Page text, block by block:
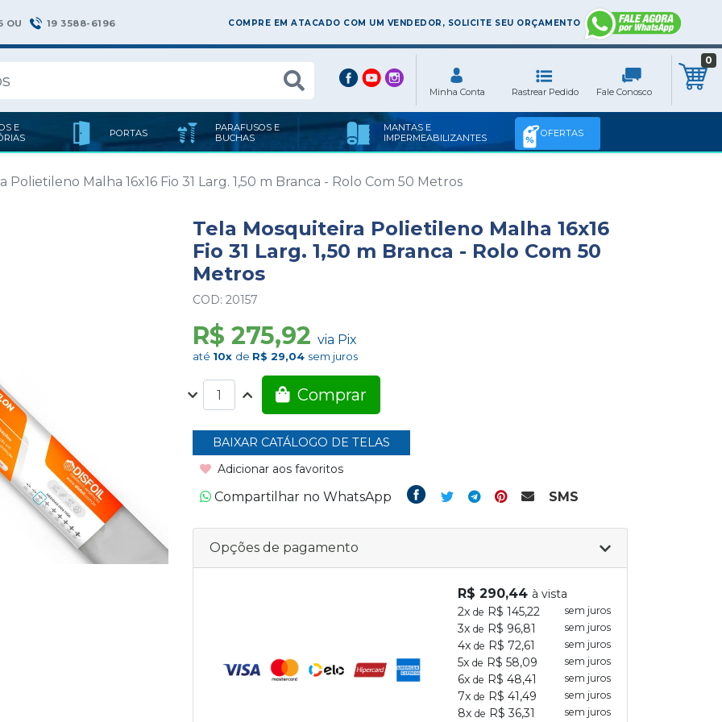
OU 19 3588-6196 COMPRE EM ATACADO COM UM VENDEDOR, SOLICITE SEU ORÇAMENTO
0
E
PORTAS
PARAFUSOS E
BUCHAS
MANTAS E
IMPERMEABILIZANTES
OFERTAS
Polietileno Malha 16x16 Fio 31 Larg. 1,50 m Branca - Rolo Com 50 Metros
Tela Mosquiteira Polietileno Malha 16x16
Fio 31 Larg. 1,50 m Branca - Rolo Com 50
Metros
COD: 20157
até 10x de R$ 29,04 sem juros
R$ 275,92 via Pix
Comprar
BAIXAR CATÁLOGO DE TELAS
Adicionar aos favoritos
Compartilhar no WhatsApp SMS
Opções de pagamento
R$ 290,44 à vista
2x de R$ 145,22 sem juros
3x de R$ 96,81 sem juros
4x de R$ 72,61 sem juros
5x de R$ 58,09 sem juros
6x de R$ 48,41 sem juros
7x de R$ 41,49 sem juros
8x de R$ 36,31 sem juros